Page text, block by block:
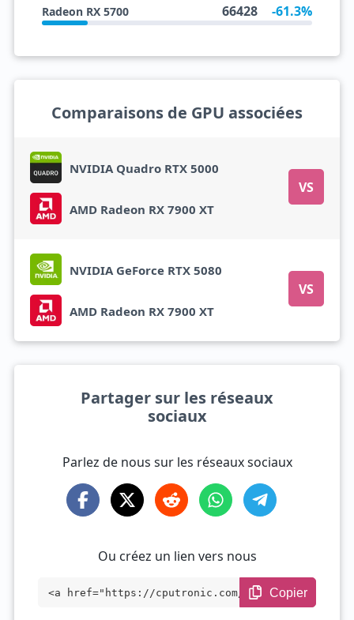
Radeon RX 5700 66428 -61.3%
Comparaisons de GPU associées
NVIDIA Quadro RTX 5000
VS
AMD Radeon RX 7900 XT
NVIDIA GeForce RTX 5080
VS
AMD Radeon RX 7900 XT
Partager sur les réseaux
sociaux
Parlez de nous sur les réseaux sociaux
Ou créez un lien vers nous
<a href="https://cputronic.com/fr/gpu/am
Copier